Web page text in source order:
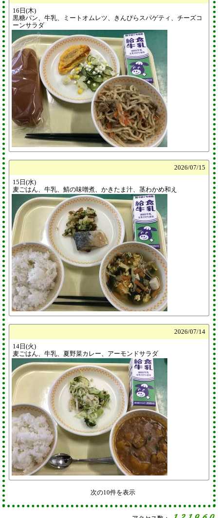
16日(木)
黒糖パン、牛乳、ミートオムレツ、きんぴらスパゲティ、チーズコ
ーンサラダ
2026/07/15
15日(水)
麦ごはん、牛乳、鯖の味噌煮、かきたま汁、茎わかめ和え
2026/07/14
14日(火)
麦ごはん、牛乳、夏野菜カレー、アーモンドサラダ
次の10件を表示